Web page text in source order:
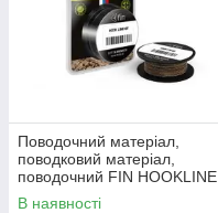
Поводочний матеріал,
поводковий матеріал,
поводочний FIN HOOKLINE
6K 20m / muddy (бруд) 25Lb
В наявності